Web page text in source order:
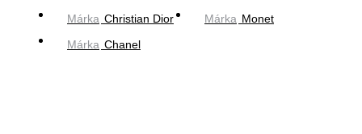
Márka Christian Dior Márka Monet
Márka Chanel